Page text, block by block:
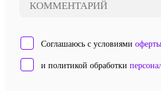
Соглашаюсь с условиями оферты
и политикой обработки